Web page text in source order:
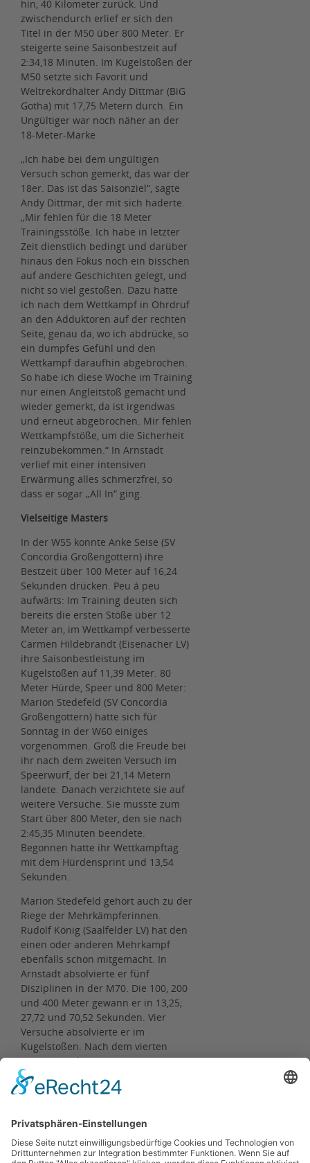
hin, 40 Kilometer zurück. Und
zwischendurch erlief er sich den
Titel in der M50 über 800 Meter. Er
steigerte seine Saisonbestzeit auf
2:34,18 Minuten. Im Kugelstoßen der
M50 setzte sich Favorit und
Weltrekordhalter Andy Dittmar (BiG
Gotha) mit 17,75 Metern durch. Ein
Ungültiger war noch näher an der
18-Meter-Marke
„Ich habe bei dem ungültigen
Versuch schon gemerkt, das war der
18er. Das ist das Saisonziel“, sagte
Andy Dittmar, der mit sich haderte.
„Mir fehlen für die 18 Meter
Trainingsstöße. Ich habe in letzter
Zeit dienstlich bedingt und darüber
hinaus den Fokus noch ein bisschen
auf andere Geschichten gelegt, und
nicht so viel gestoßen. Dazu hatte
ich nach dem Wettkampf in Ohrdruf
an den Adduktoren auf der rechten
Seite, genau da, wo ich abdrücke, so
ein dumpfes Gefühl und den
Wettkampf daraufhin abgebrochen.
So habe ich diese Woche im Training
nur einen Angleitstoß gemacht und
wieder gemerkt, da ist irgendwas
und erneut abgebrochen. Mir fehlen
Wettkampfstöße, um die Sicherheit
reinzubekommen.“ In Arnstadt
verlief mit einer intensiven
Erwärmung alles schmerzfrei, so
dass er sogar „All In“ ging.
Vielseitige Masters
In der W55 konnte Anke Seise (SV
Concordia Großengottern) ihre
Bestzeit über 100 Meter auf 16,24
Sekunden drücken. Peu á peu
aufwärts: Im Training deuten sich
bereits die ersten Stöße über 12
Meter an, im Wettkampf verbesserte
Carmen Hildebrandt (Eisenacher LV)
ihre Saisonbestleistung im
Kugelstoßen auf 11,39 Meter. 80
Meter Hürde, Speer und 800 Meter:
Marion Stedefeld (SV Concordia
Großengottern) hatte sich für
Sonntag in der W60 einiges
vorgenommen. Groß die Freude bei
ihr nach dem zweiten Versuch im
Speerwurf, der bei 21,14 Metern
landete. Danach verzichtete sie auf
weitere Versuche. Sie musste zum
Start über 800 Meter, den sie nach
2:45,35 Minuten beendete.
Begonnen hatte ihr Wettkampftag
mit dem Hürdensprint und 13,54
Sekunden.
Marion Stedefeld gehört auch zu der
Riege der Mehrkämpferinnen.
Rudolf König (Saalfelder LV) hat den
einen oder anderen Mehrkampf
ebenfalls schon mitgemacht. In
Arnstadt absolvierte er fünf
Disziplinen in der M70. Die 100, 200
und 400 Meter gewann er in 13,25;
27,72 und 70,52 Sekunden. Vier
Versuche absolvierte er im
Kugelstoßen. Nach dem vierten
Versuch und einer Tagesbestweite
von 11,24 Metern verzichtete er auf
weitere Versuche. Im Speerwurf ging
32,68 Metern.
Ergebnisse